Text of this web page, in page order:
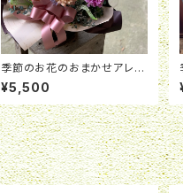
季節のお花のおまかせアレン
ジメント
¥5,500